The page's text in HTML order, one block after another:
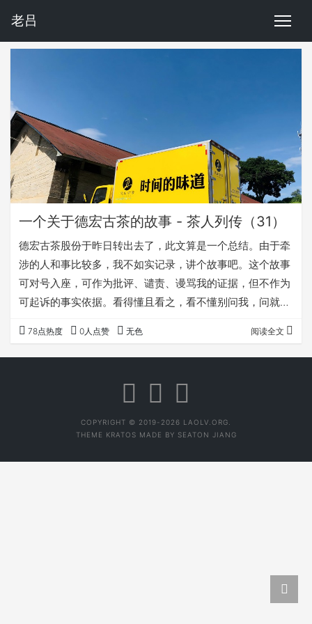
老吕
一个关于德宏古茶的故事 - 茶人列传（31）
德宏古茶股份于昨日转出去了，此文算是一个总结。由于牵
涉的人和事比较多，我不如实记录，讲个故事吧。这个故事
可对号入座，可作为批评、谴责、谩骂我的证据，但不作为
可起诉的事实依据。看得懂且看之，看不懂别问我，问就怼
大小城堡、城镇、甚至中大城市遍立于世界。茶世界分六大
州，即白、青、黄、红、绿、黑等六州，各地方诸侯也有不
78点热度 0人点赞 无色 阅读全文
COPYRIGHT © 2019-2026 LAOLV.ORG.
THEME KRATOS MADE BY SEATON JIANG